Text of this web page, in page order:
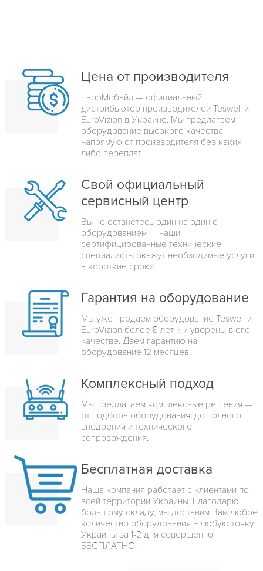
Цена от производителя
ЕвроМобайл — официальный
дистрибьютор производителей Teswell и
EuroVizion в Украине. Мы предлагаем
оборудование высокого качества
напрямую от производителя без каких-
либо переплат
Свой официальный
сервисный центр
Вы не останетесь один на один с
оборудованием — наши
сертифицированные технические
специалисты окажут необходимые услуги
в короткие сроки.
Гарантия на оборудование
Мы уже продаем оборудование Teswell и
EuroVizion более 8 лет и и уверены в его
качестве. Даем гарантию на
оборудование 12 месяцев
Комплексный подход
Мы предлагаем комплексные решения —
от подбора оборудования, до полного
внедрения и технического
сопровождения.
Бесплатная доставка
Наша компания работает с клиентами по
всей территории Украины. Благодарю
большому складу, мы доставим Вам любое
количество оборудования в любую точку
Украины за 1-2 дня совершенно
БЕСПЛАТНО.